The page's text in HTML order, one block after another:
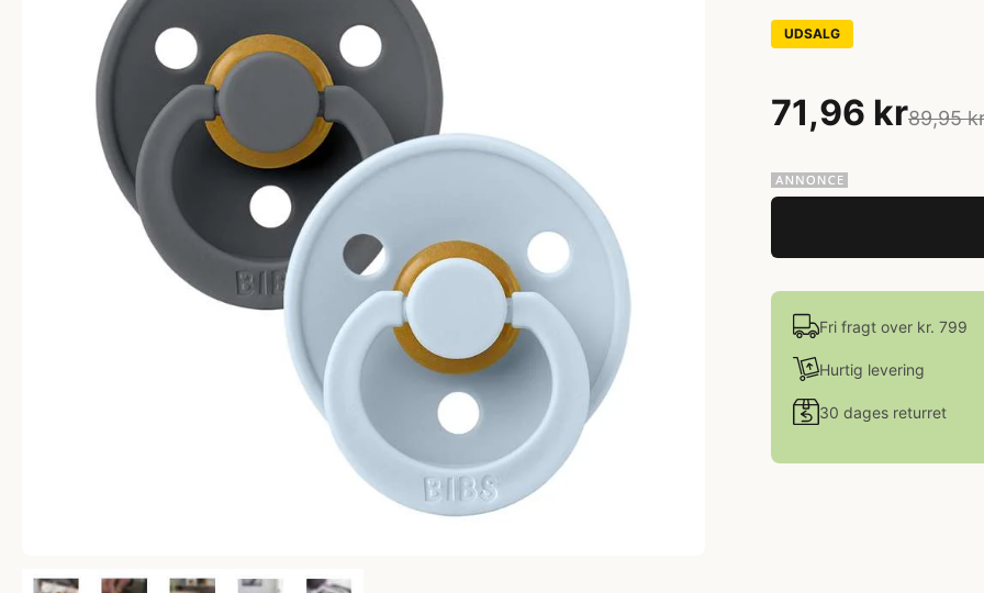
UDSALG
71,96 kr89,95
Fri fragt over kr. 799
Hurtig levering
30 dages returret